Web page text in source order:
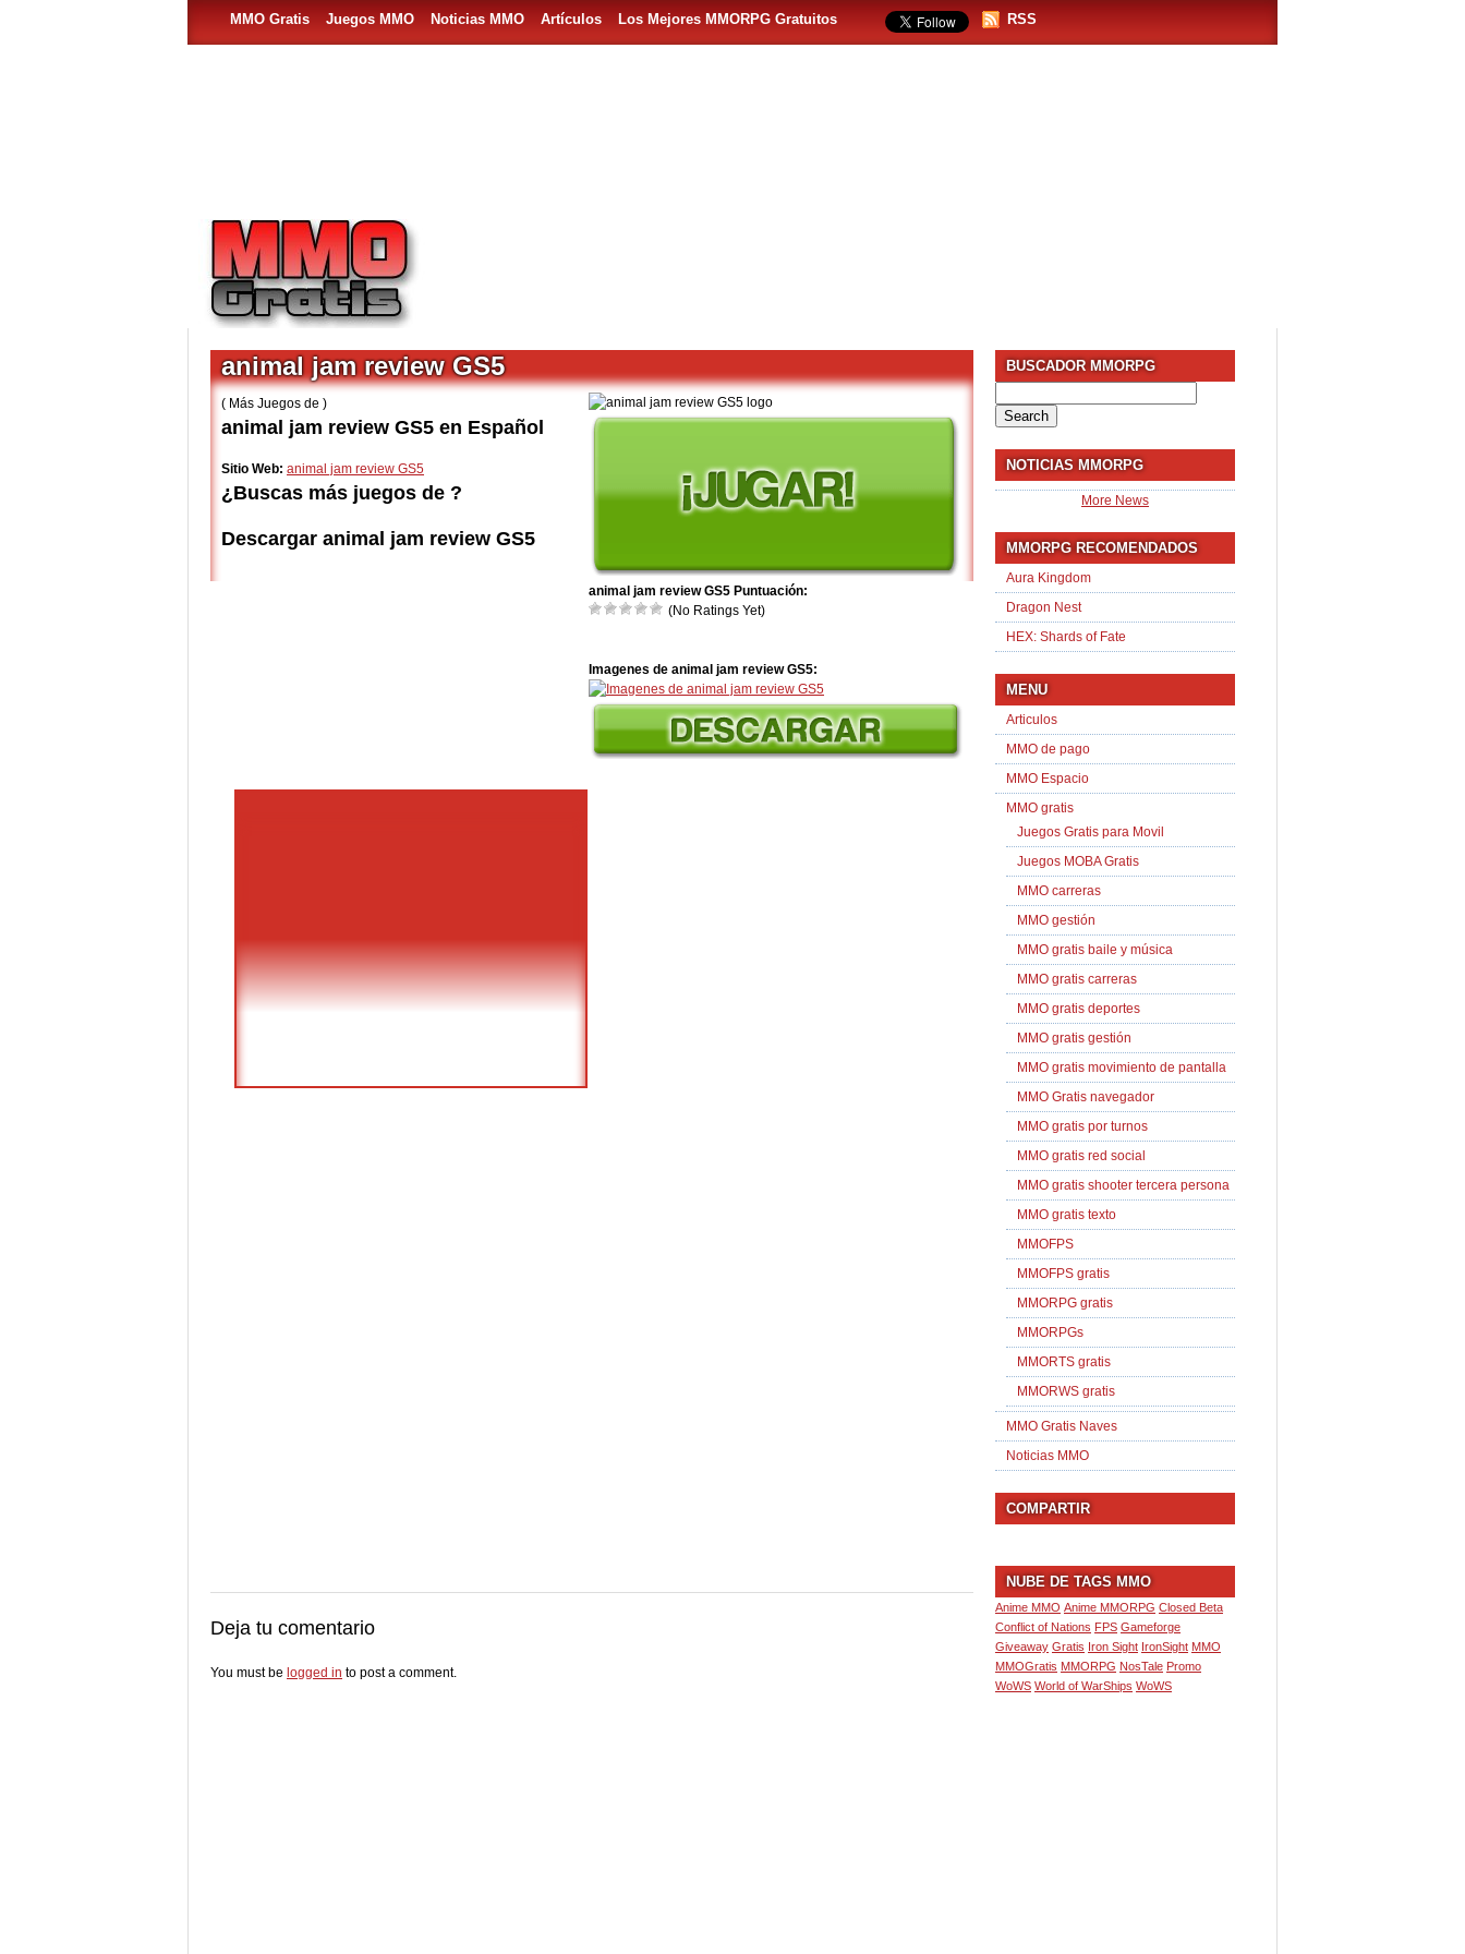
MMO Gratis Juegos MMO Noticias MMO Artículos Los Mejores MMORPG Gratuitos RSS
animal jam review GS5 Puntuación:
(No Ratings Yet)
Imagenes de animal jam review GS5:
animal jam review GS5
( Más Juegos de )
animal jam review GS5 en Español
Sitio Web: animal jam review GS5
¿Buscas más juegos de ?
Descargar animal jam review GS5
Deja tu comentario
You must be logged in to post a comment.
BUSCADOR MMORPG
for:
NOTICIAS MMORPG
More News
MMORPG RECOMENDADOS
Aura Kingdom
Dragon Nest
HEX: Shards of Fate
MENU
Articulos
MMO de pago
MMO Espacio
MMO gratis
Juegos Gratis para Movil
Juegos MOBA Gratis
MMO carreras
MMO gestión
MMO gratis baile y música
MMO gratis carreras
MMO gratis deportes
MMO gratis gestión
MMO gratis movimiento de pantalla
MMO Gratis navegador
MMO gratis por turnos
MMO gratis red social
MMO gratis shooter tercera persona
MMO gratis texto
MMOFPS
MMOFPS gratis
MMORPG gratis
MMORPGs
MMORTS gratis
MMORWS gratis
MMO Gratis Naves
Noticias MMO
COMPARTIR
NUBE DE TAGS MMO
Anime MMO Anime MMORPG Closed Beta
Conflict of Nations FPS Gameforge
Giveaway Gratis Iron Sight IronSight MMO
MMOGratis MMORPG NosTale Promo
WoWS World of WarShips WoWS